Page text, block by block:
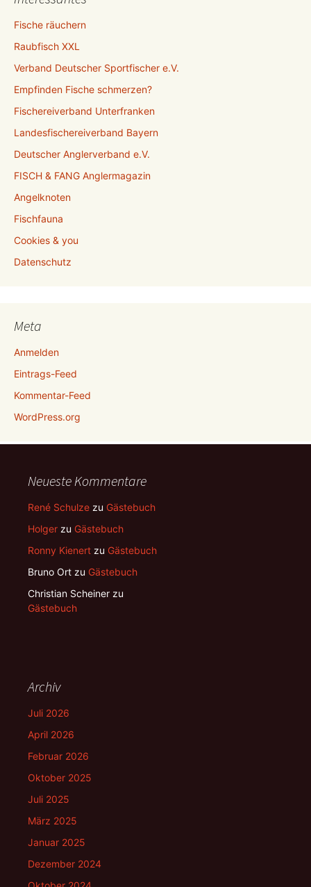
Fische räuchern
Raubfisch XXL
Verband Deutscher Sportfischer e.V.
Empfinden Fische schmerzen?
Fischereiverband Unterfranken
Landesfischereiverband Bayern
Deutscher Anglerverband e.V.
FISCH & FANG Anglermagazin
Angelknoten
Fischfauna
Cookies & you
Datenschutz
Meta
Anmelden
Eintrags-Feed
Kommentar-Feed
WordPress.org
Neueste Kommentare
René Schulze zu Gästebuch
Holger zu Gästebuch
Ronny Kienert zu Gästebuch
Bruno Ort zu Gästebuch
Christian Scheiner zu
Gästebuch
Archiv
Juli 2026
April 2026
Februar 2026
Oktober 2025
Juli 2025
März 2025
Januar 2025
Dezember 2024